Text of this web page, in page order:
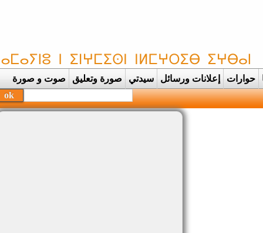
حوارات إعلانات ورسائل سيدتي صورة وتعليق صوت و صورة